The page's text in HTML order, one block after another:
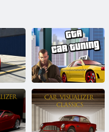
a
Tuning mașină
Gta